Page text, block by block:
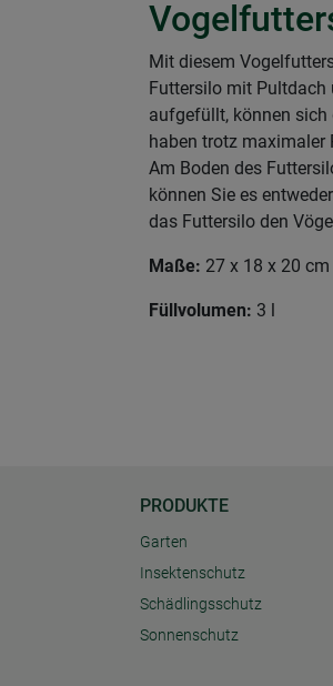
Mit diesem
Futtersilo mit Pultdach
aufgefüllt, können sich
haben trotz maximaler
Am Boden des
können Sie es
das Futtersilo den
Maße: 27 x 18 x 20 cm
Füllvolumen: 3 l
PRODUKTE
Garten
Insektenschutz
Schädlingsschutz
Sonnenschutz